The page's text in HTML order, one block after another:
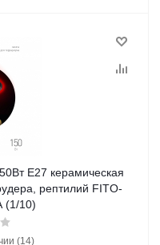
Е27 керамическая
рептилий FITO-
(1/10)
(14)